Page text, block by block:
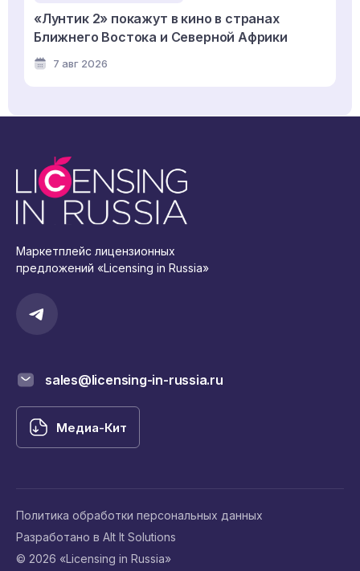
«Лунтик 2» покажут в кино в странах
Ближнего Востока и Северной Африки
7 авг 2026
Маркетплейс лицензионных
предложений «Licensing in Russia»
sales@licensing-in-russia.ru
Медиа-Кит
© 2026 «Licensing in Russia»
Политика обработки персональных данных
Разработано в Alt It Solutions